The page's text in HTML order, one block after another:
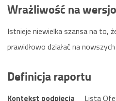
Wrażliwość na
Istnieje niewielka szansa na to,
prawidłowo działać na
Definicja raportu
Kontekst podpięcia
Lista